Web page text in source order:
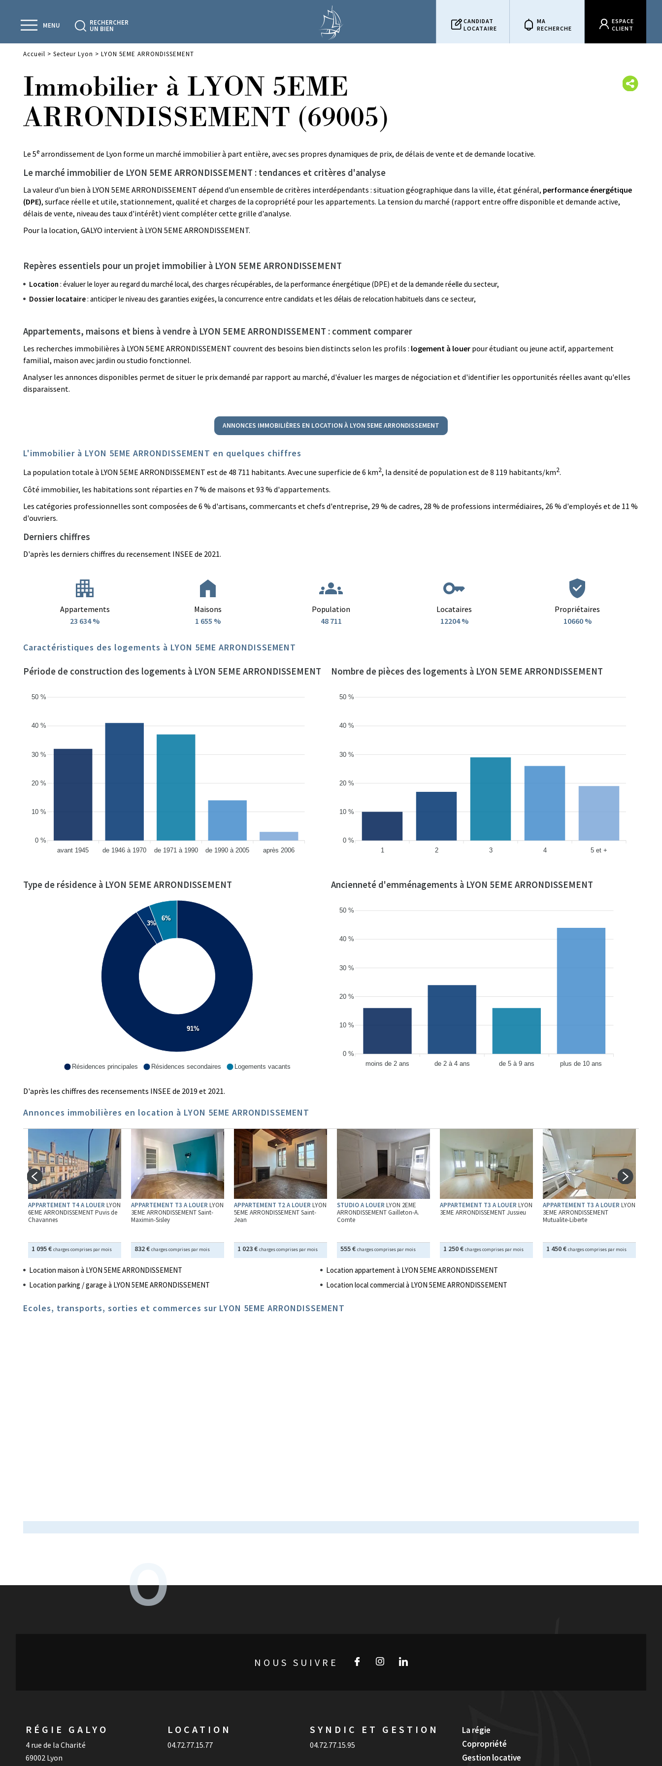
CANDIDAT
LOCATAIRE
MA
RECHERCHE
ESPACE
CLIENT
RECHERCHER
UN BIEN
MENU
Accueil > Secteur Lyon > LYON 5EME ARRONDISSEMENT
Immobilier à LYON 5EME
ARRONDISSEMENT (69005)
Le 5earrondissement de Lyon forme un marché immobilier à part entière, avec ses propres dynamiques de prix, de délais de vente et de demande locative.
Le marché immobilier de LYON 5EME ARRONDISSEMENT : tendances et critères d'analyse
La valeur d'un bien à LYON 5EME ARRONDISSEMENT dépend d'un ensemble de critères interdépendants : situation géographique dans la ville, état général, performance énergétique
(DPE), surface réelle et utile, stationnement, qualité et charges de la copropriété pour les appartements. La tension du marché (rapport entre offre disponible et demande active,
délais de vente, niveau des taux d'intérêt) vient compléter cette grille d'analyse.
Pour la location, GALYO intervient à LYON 5EME ARRONDISSEMENT.
Repères essentiels pour un projet immobilier à LYON 5EME ARRONDISSEMENT
Location : évaluer le loyer au regard du marché local, des charges récupérables, de la performance énergétique (DPE) et de la demande réelle du secteur,
Dossier locataire: anticiper le niveau des garanties exigées, la concurrence entre candidats et les délais de relocation habituels dans ce secteur,
Appartements, maisons et biens à vendre à LYON 5EME ARRONDISSEMENT : comment comparer
Les recherches immobilières à LYON 5EME ARRONDISSEMENT couvrent des besoins bien distincts selon les profils : logement à louer pour étudiant ou jeune actif, appartement
familial, maison avec jardin ou studio fonctionnel.
Analyser les annonces disponibles permet de situer le prix demandé par rapport au marché, d'évaluer les marges de négociation et d'identifier les opportunités réelles avant qu'elles
disparaissent.
ANNONCES IMMOBILIÈRES EN LOCATION À LYON 5EME ARRONDISSEMENT
L'immobilier à LYON 5EME ARRONDISSEMENT en quelques chiffres
La population totale à LYON 5EME ARRONDISSEMENT est de 48 711 habitants. Avec une superficie de 6 km2, la densité de population est de 8 119 habitants/km2.
Côté immobilier, les habitations sont réparties en 7 % de maisons et 93 % d'appartements.
Les catégories professionnelles sont composées de 6 % d'artisans, commercants et chefs d'entreprise, 29 % de cadres, 28 % de professions intermédiaires, 26 % d'employés et de 11 %
d'ouvriers.
Derniers chiffres
D'après les derniers chiffres du recensement INSEE de 2021.
Appartements
23 634 %
Maisons
1 655 %
Population
48 711
Locataires
12204 %
Propriétaires
10660 %
Caractéristiques des logements à LYON 5EME ARRONDISSEMENT
Période de construction des logements à LYON 5EME ARRONDISSEMENT
50 %
40 %
30 %
20 %
10 %
0 %
avant 1945
de 1946 à 1970 de 1971 à 1990 de 1990 à 2005 après 2006
Nombre de pièces des logements à LYON 5EME ARRONDISSEMENT
50 %
40 %
30 %
20 %
10 %
0 %
1
2 3 4 5 et +
Type de résidence à LYON 5EME ARRONDISSEMENT
91%
3%
6%
Résidences principales Résidences secondaires Logements vacants
Ancienneté d'emménagements à LYON 5EME ARRONDISSEMENT
50 %
40 %
30 %
20 %
10 %
0 %
moins de 2 ans
de 2 à 4 ans de 5 à 9 ans plus de 10 ans
D'après les chiffres des recensements INSEE de 2019 et 2021.
Annonces immobilières en location à LYON 5EME ARRONDISSEMENT
APPARTEMENT T4 A LOUER LYON
6EME ARRONDISSEMENT Puvis de
Chavannes
1 095 € charges comprises par mois
APPARTEMENT T3 A LOUER LYON
3EME ARRONDISSEMENT Saint-
Maximin-Sisley
832 € charges comprises par mois
APPARTEMENT T2 A LOUER LYON
5EME ARRONDISSEMENT Saint-
Jean
1 023 € charges comprises par mois
STUDIO A LOUER LYON 2EME
ARRONDISSEMENT Gailleton-A.
Comte
555 € charges comprises par mois
APPARTEMENT T3 A LOUER LYON
3EME ARRONDISSEMENT Jussieu
1 250 € charges comprises par mois
APPARTEMENT T3 A LOUER LYON
3EME ARRONDISSEMENT
Mutualite-Liberte
1 450 € charges comprises par mois
Location maison à LYON 5EME ARRONDISSEMENT
Location appartement à LYON 5EME ARRONDISSEMENT
Location parking / garage à LYON 5EME ARRONDISSEMENT
Location local commercial à LYON 5EME ARRONDISSEMENT
Ecoles, transports, sorties et commerces sur LYON 5EME ARRONDISSEMENT
NOUS SUIVRE
RÉGIE GALYO LOCATION SYNDIC ET GESTION
4 rue de la Charité
69002 Lyon
04.72.77.15.77 04.72.77.15.95
La régie
Copropriété
Gestion locative